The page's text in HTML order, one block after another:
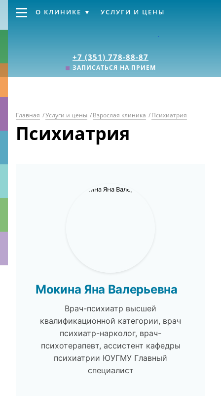
+7 (351) 778-88-87
ЗАПИСАТЬСЯ НА ПРИЕМ
О КЛИНИКЕ УСЛУГИ И ЦЕНЫ
Главная /Услуги и цены /Взрослая клиника /Психиатрия
Психиатрия
Мокина Яна Валерьевна
Врач-психиатр высшей
квалификационной категории, врач
психиатр-нарколог, врач-
психотерапевт, ассистент кафедры
психиатрии ЮУГМУ Главный
специалист